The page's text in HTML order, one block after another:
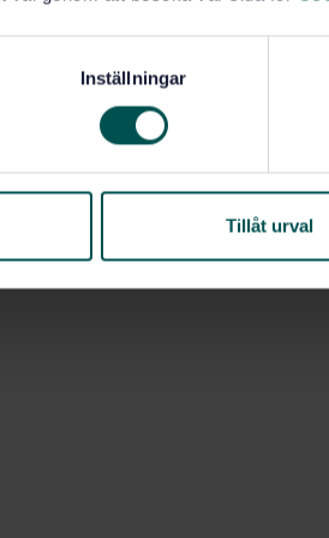
Inställningar
Tillåt urval